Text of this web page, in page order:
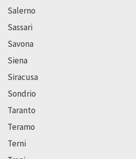
Salerno
Sassari
Savona
Siena
Siracusa
Sondrio
Taranto
Teramo
Terni